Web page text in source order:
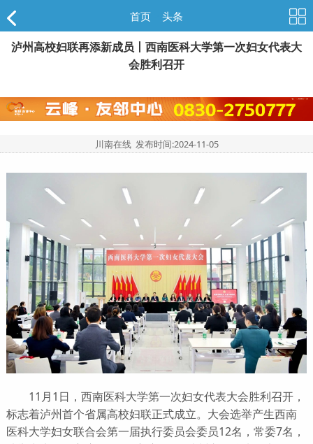
首页 头条
泸州高校妇联再添新成员丨西南医科大学第一次妇女代表大
会胜利召开
川南在线 发布时间:2024-11-05
11月1日，西南医科大学第一次妇女代表大会胜利召开，
标志着泸州首个省属高校妇联正式成立。大会选举产生西南
医科大学妇女联合会第一届执行委员会委员12名，常委7名，